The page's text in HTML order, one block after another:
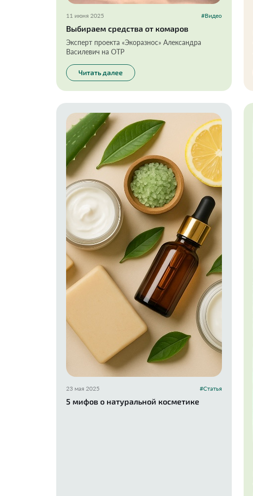
11 июня 2025 #Видео
Выбираем средства от комаров
Эксперт проекта «Экоразнос» Александра
Василевич на ОТР
Читать далее
23 мая 2025 #Статья
5 мифов о натуральной косметике